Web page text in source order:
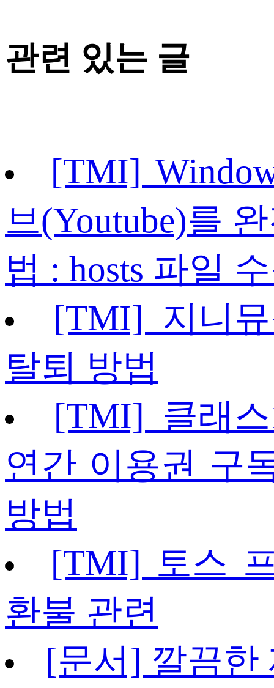
관련 있는 글
[TMI]
브(Youtube)를
법 : hosts 파일
[TMI] 지니
탈퇴 방법
[TMI] 클래스
연간 이용권 구
방법
[TMI] 토스
환불 관련
[문서] 깔끔한